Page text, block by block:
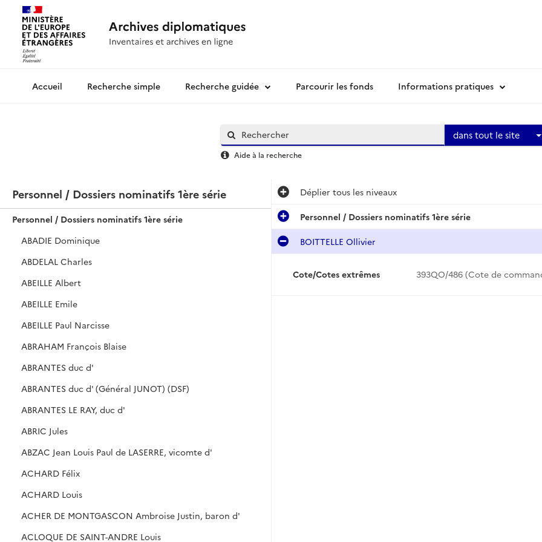
Archives diplomatiquesRecherche simple Recherche guidée Parcourir les fonds Informations pratiques
dans tout le site
Aide à la recherche
Personnel / Dossiers nominatifs 1ère série
Personnel / Dossiers nominatifs 1ère série
ABADIE Dominique
ABDELAL Charles
ABEILLE Albert
ABEILLE Emile
ABEILLE Paul Narcisse
ABRAHAM François Blaise
ABRANTES duc d'
ABRANTES duc d' (Général JUNOT) (DSF)
ABRANTES LE RAY, duc d'
ABRIC Jules
ABZAC Jean Louis Paul de LASERRE, vicomte d'
ACHARD Félix
ACHARD Louis
ACHER DE MONTGASCON Ambroise Justin, baron d'
ACLOQUE DE SAINT-ANDRE Louis
Déplier tous les niveaux
Personnel / Dossiers nominatifs 1ère série
BOITTELLE Ollivier
Cote/Cotes extrêmes 393QO/486 (Cote de